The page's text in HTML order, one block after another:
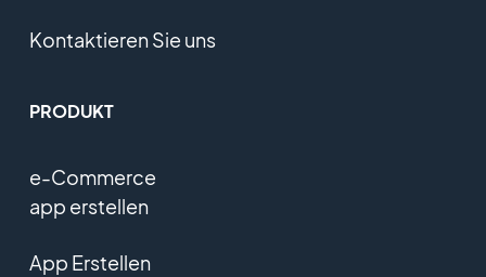
Kontaktieren Sie uns
PRODUKT
e-Commerce
app erstellen
App Erstellen